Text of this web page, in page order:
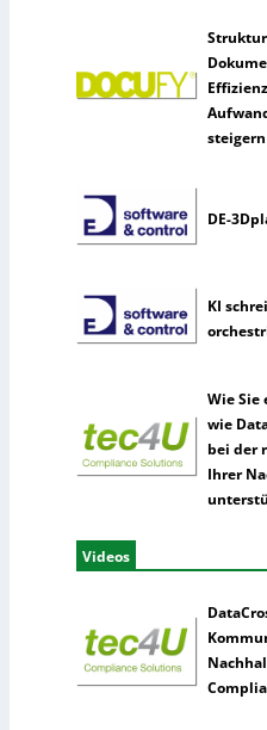
steigern
DE-
KI
Wie Sie
wie
bei der
Ihrer
Videos